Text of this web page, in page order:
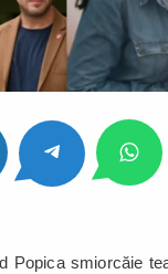
Popica smiorcăie